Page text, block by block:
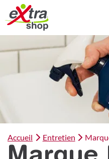
Accueil Entretien